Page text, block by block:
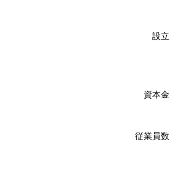
設立
資本金
従業員数